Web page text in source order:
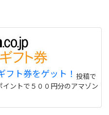
フト券をゲット！ 投稿で
ントで５００円分のアマゾン